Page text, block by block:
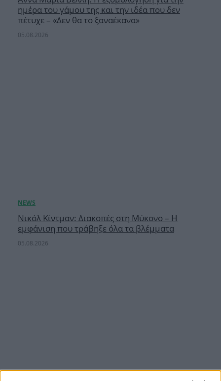
ημέρα του γάμου της και την ιδέα που δεν
πέτυχε – «Δεν θα το ξαναέκανα»
05.08.2026
Νικόλ Κίντμαν: Διακοπές στη Μύκονο – Η
εμφάνιση που τράβηξε όλα τα βλέμματα
05.08.2026